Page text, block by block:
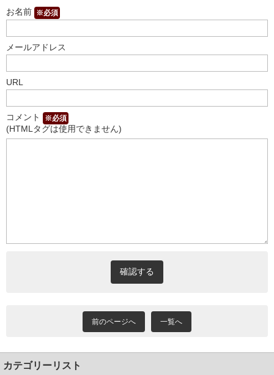
お名前 ※必須
メールアドレス
URL
コメント ※必須
(HTMLタグは使用できません)
前のページへ 一覧へ
カテゴリーリスト